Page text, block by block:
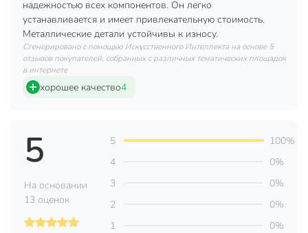
Комплект используется для подключения радиаторов к
сети отопления. При помощи этого комплекта можно
подключить любой радиатор, любого производителя к
системе отопления, при диаметре труб 1/2", вне
зависимости от способа подключения.
Количество предметов в упаковке, шт
1 шт
Бренд
Страна производства
Тип
надежностью всех компонентов. Он легко
устанавливается и имеет привлекательную стоимость.
Металлические детали устойчивы к износу.
Сгенерировано с помощью Искусственного Интеллекта на основе 5
отзывов покупателей, собранных с различных тематических площадок
в интернете
хорошее качество4
5
На основании
13 оценок
5
100%
4
0%
3
0%
2
0%
1
0%